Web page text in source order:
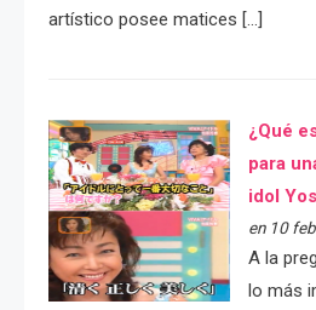
artístico posee matices […]
¿Qué
para
idol
en 10
A la
lo más